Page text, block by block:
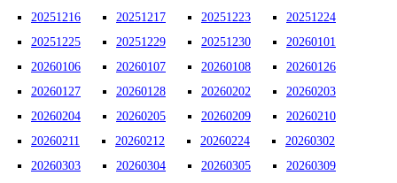
20251216
20251217 20251223
20251224
20251225
20251229 20251230
20260101
20260106
20260107 20260108
20260126
20260127
20260128 20260202
20260203
20260204
20260205 20260209
20260210
20260211
20260212 20260224
20260302
20260303
20260304 20260305
20260309